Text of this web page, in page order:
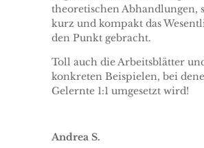
theoretischen Abhandlungen,
kurz und kompakt das
den Punkt gebracht.
Toll auch die Arbeitsblätter
konkreten Beispielen, bei
Gelernte 1:1 umgesetzt wird!
Andrea S.